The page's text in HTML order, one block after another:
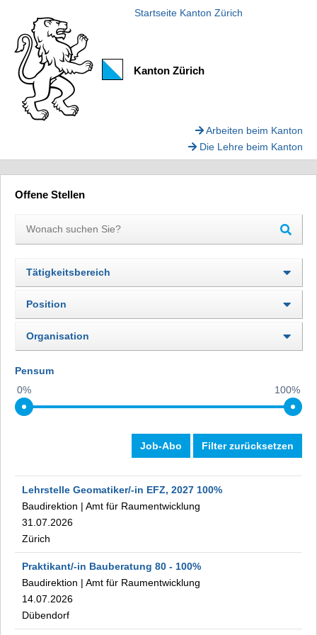
Startseite Kanton Zürich
Kanton Zürich
Arbeiten beim Kanton
Die Lehre beim Kanton
Offene Stellen
Tätigkeitsbereich
Position
Organisation
Pensum
0%
100%
Job-Abo Filter zurücksetzen
Lehrstelle Geomatiker/-in EFZ, 2027 100%
Baudirektion | Amt für Raumentwicklung
31.07.2026
Zürich
Praktikant/-in Bauberatung 80 - 100%
Baudirektion | Amt für Raumentwicklung
14.07.2026
Dübendorf